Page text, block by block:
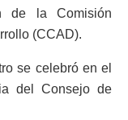
de la Comisión
(CCAD).
se celebró en el
del Consejo de